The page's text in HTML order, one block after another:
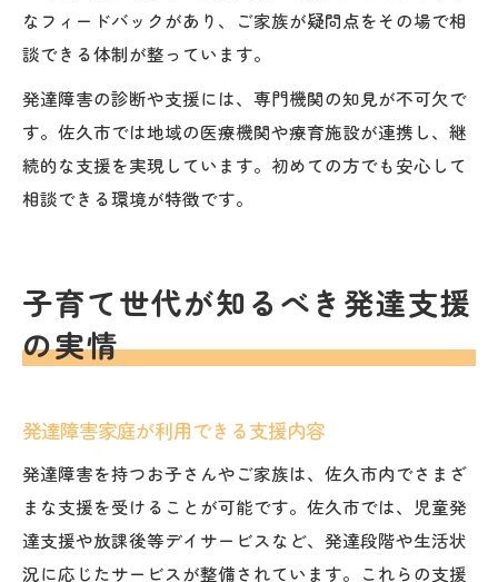
なフィードバックがあり、ご家族が疑問点をその場で相
談できる体制が整っています。
発達障害の診断や支援には、専門機関の知見が不可欠で
す。佐久市では地域の医療機関や療育施設が連携し、継
続的な支援を実現しています。初めての方でも安心して
相談できる環境が特徴です。
子育て世代が知るべき発達支援
の実情
発達障害家庭が利用できる支援内容
発達障害を持つお子さんやご家族は、佐久市内でさまざ
まな支援を受けることが可能です。佐久市では、児童発
達支援や放課後等デイサービスなど、発達段階や生活状
況に応じたサービスが整備されています。これらの支援